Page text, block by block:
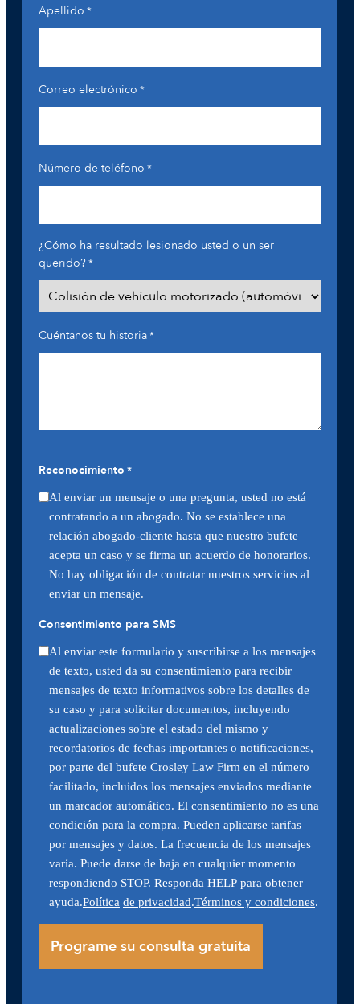
Apellido *
Correo electrónico *
Número de teléfono *
¿Cómo ha resultado lesionado usted o un ser
querido?*
Cuéntanos tu historia*
Reconocimiento *
Al enviar un mensaje o una pregunta, usted no está
contratando a un abogado. No se establece una
relación abogado-cliente hasta que nuestro bufete
acepta un caso y se firma un acuerdo de honorarios.
No hay obligación de contratar nuestros servicios al
enviar un mensaje.
Consentimiento para SMS
Al enviar este formulario y suscribirse a los mensajes
de texto, usted da su consentimiento para recibir
mensajes de texto informativos sobre los detalles de
su caso y para solicitar documentos, incluyendo
actualizaciones sobre el estado del mismo y
recordatorios de fechas importantes o notificaciones,
por parte del bufete Crosley Law Firm en el número
facilitado, incluidos los mensajes enviados mediante
un marcador automático. El consentimiento no es una
condición para la compra. Pueden aplicarse tarifas
por mensajes y datos. La frecuencia de los mensajes
varía. Puede darse de baja en cualquier momento
respondiendo STOP. Responda HELP para obtener
ayuda.Política de privacidad.Términos y condiciones.